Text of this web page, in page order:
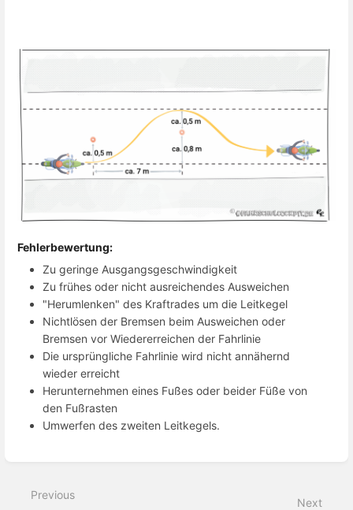
Fehlerbewertung:
Zu geringe Ausgangsgeschwindigkeit
Zu frühes oder nicht ausreichendes Ausweichen
"Herumlenken" des Kraftrades um die Leitkegel
Nichtlösen der Bremsen beim Ausweichen oder
Bremsen vor Wiedererreichen der Fahrlinie
Die ursprüngliche Fahrlinie wird nicht annähernd
wieder erreicht
Herunternehmen eines Fußes oder beider Füße von
den Fußrasten
Umwerfen des zweiten Leitkegels.
mode
Previous
Next